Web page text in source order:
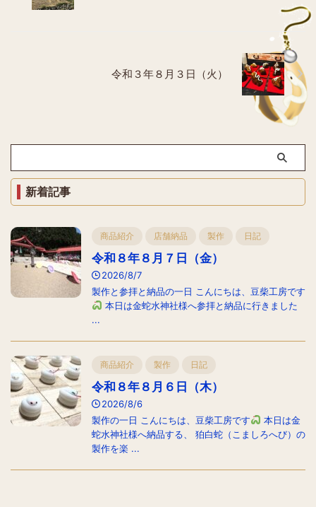
令和３年８月３日（火）
新着記事
商品紹介 店舗納品 製作 日記
令和８年８月７日（金）
2026/8/7
製作と参拝と納品の一日 こんにちは、豆柴工房です
本日は金蛇水神社様へ参拝と納品に行きました
...
商品紹介 製作 日記
令和８年８月６日（木）
2026/8/6
製作の一日 こんにちは、豆柴工房です
本日は金
蛇水神社様へ納品する、 狛白蛇（こましろへび）の
製作を楽 ...